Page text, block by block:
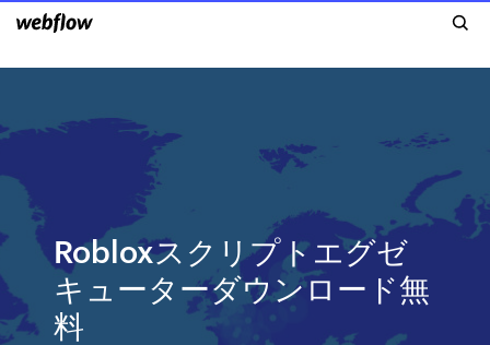
Robloxスクリプトエグゼ
キューターダウンロード無
料